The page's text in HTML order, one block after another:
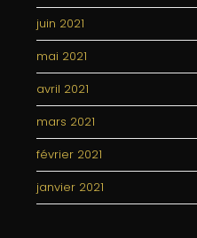
juin 2021
mai 2021
avril 2021
mars 2021
février 2021
janvier 2021